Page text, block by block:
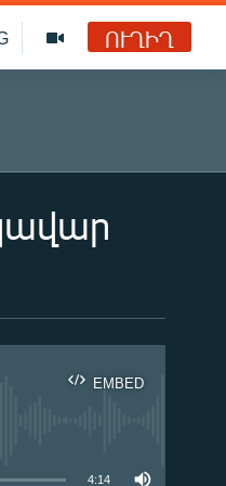
ՈՒՂԻՂ
EMBED
4:14